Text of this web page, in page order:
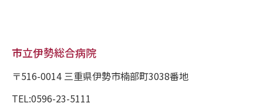
市立伊勢総合病院
〒516-0014 三重県伊勢市楠部町3038番地
TEL:0596-23-5111